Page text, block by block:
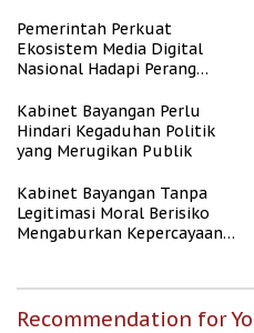
Berpenghasilan Rendah
Pemerintah Perkuat
Ekosistem Media Digital
Nasional Hadapi Perang
Kabinet Bayangan Perlu
Hindari Kegaduhan Politik
yang Merugikan Publik
Kabinet Bayangan Tanpa
Legitimasi Moral Berisiko
Mengaburkan Kepercayaan
Recommendation for